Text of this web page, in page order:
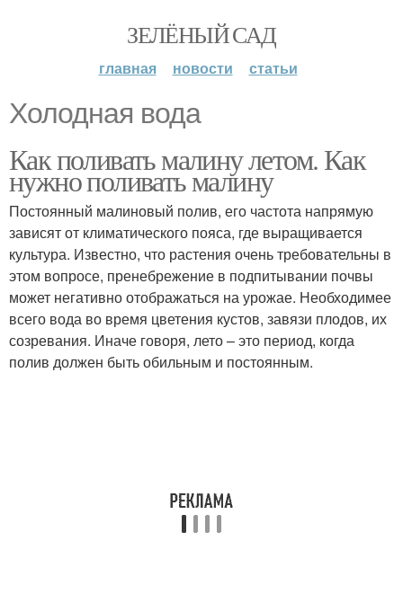
ЗЕЛЁНЫЙ САД
главная новости статьи
Холодная вода
Как поливать малину летом. Как
нужно поливать малину
Постоянный малиновый полив, его частота напрямую
зависят от климатического пояса, где выращивается
культура. Известно, что растения очень требовательны в
этом вопросе, пренебрежение в подпитывании почвы
может негативно отображаться на урожае. Необходимее
всего вода во время цветения кустов, завязи плодов, их
созревания. Иначе говоря, лето – это период, когда
полив должен быть обильным и постоянным.